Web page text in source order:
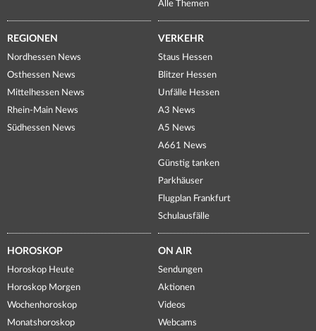
Alle Themen
REGIONEN
Nordhessen News
Osthessen News
Mittelhessen News
Rhein-Main News
Südhessen News
VERKEHR
Staus Hessen
Blitzer Hessen
Unfälle Hessen
A3 News
A5 News
A661 News
Günstig tanken
Parkhäuser
Flugplan Frankfurt
Schulausfälle
HOROSKOP
Horoskop Heute
Horoskop Morgen
Wochenhoroskop
Monatshoroskop
ON AIR
Sendungen
Aktionen
Videos
Webcams